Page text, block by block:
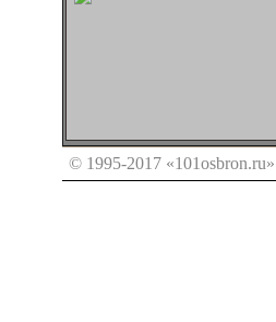
© 1995-2017 «101osbron.ru»